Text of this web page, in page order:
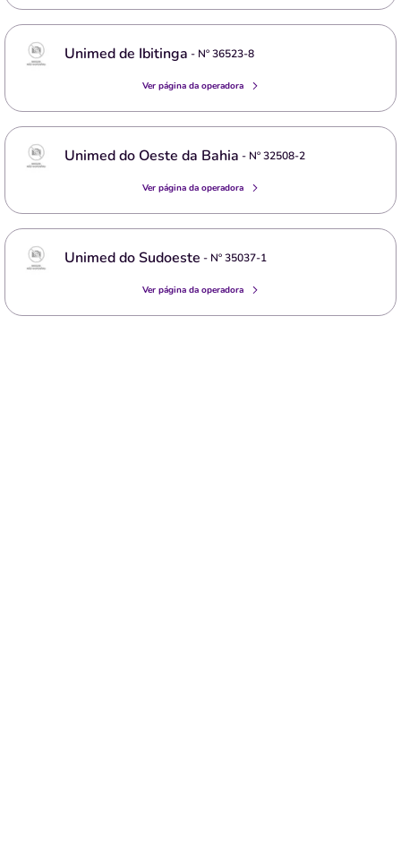
Unimed de Ibitinga - Nº36523-8
Ver página da operadora
Unimed do Oeste da Bahia - Nº32508-2
Ver página da operadora
Unimed do Sudoeste - Nº35037-1
Ver página da operadora